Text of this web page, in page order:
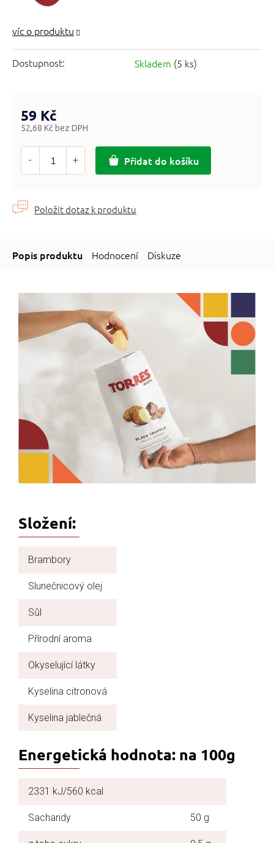
Dostupnost: Skladem (5 ks)
59 Kč
52,68 Kč bez DPH
Měrná
Přidat do košíku
Hodnocení Diskuze
Složení:
Brambory
Slunečnicový olej
Sůl
Přírodní aroma
Okyselující látky
Kyselina citronová
Kyselina jablečná
Energetická hodnota: na 100g
2331 kJ/560 kcal
Sacharidy 50 g